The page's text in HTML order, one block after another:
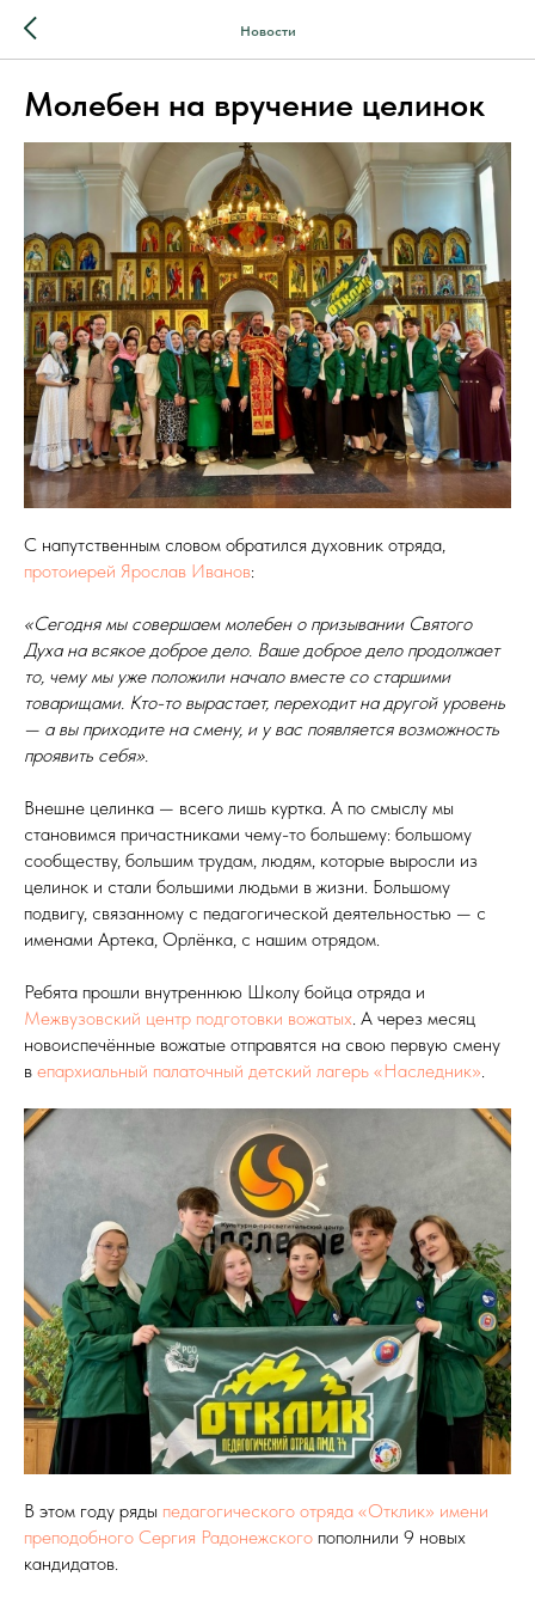
Новости
Молебен на вручение целинок
С напутственным словом обратился духовник отряда,
протоиерей Ярослав Иванов:
«Сегодня мы совершаем молебен о призывании Святого
Духа на всякое доброе дело. Ваше доброе дело продолжает
то, чему мы уже положили начало вместе со старшими
товарищами. Кто-то вырастает, переходит на другой уровень
— а вы приходите на смену, и у вас появляется возможность
проявить себя».
Внешне целинка — всего лишь куртка. А по смыслу мы
становимся причастниками чему-то большему: большому
сообществу, большим трудам, людям, которые выросли из
целинок и стали большими людьми в жизни. Большому
подвигу, связанному с педагогической деятельностью — с
именами Артека, Орлёнка, с нашим отрядом.
Ребята прошли внутреннюю Школу бойца отряда и
Межвузовский центр подготовки вожатых. А через месяц
новоиспечённые вожатые отправятся на свою первую смену
в епархиальный палаточный детский лагерь «Наследник».
В этом году ряды педагогического отряда «Отклик» имени
преподобного Сергия Радонежского пополнили 9 новых
кандидатов.